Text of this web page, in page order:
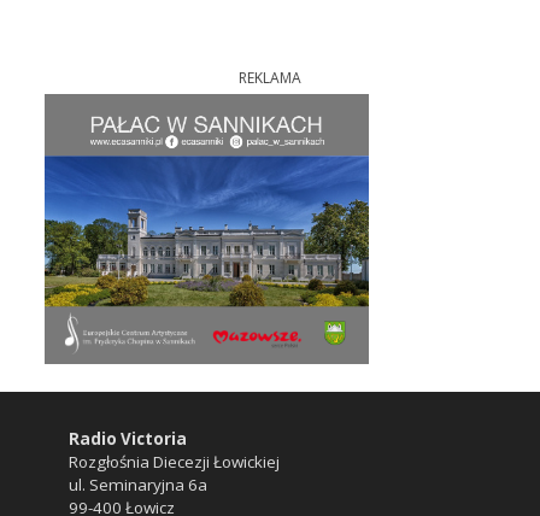
REKLAMA
Radio Victoria
Rozgłośnia Diecezji Łowickiej
ul. Seminaryjna 6a
99-400 Łowicz